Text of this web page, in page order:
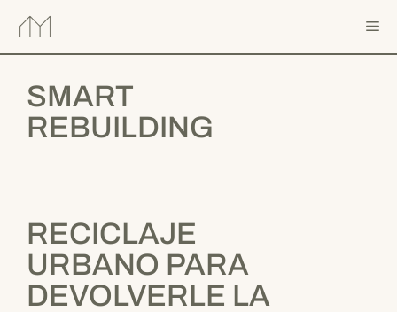
contenido
SMART
REBUILDING
RECICLAJE
URBANO PARA
DEVOLVERLE LA